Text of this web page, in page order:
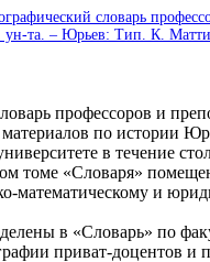
словарь
та. – Юрьев: Тип. К.
профессоров и
по истории
в течение
томе «Словаря»
математическому и
в «Словарь» по
приват-доцентов и